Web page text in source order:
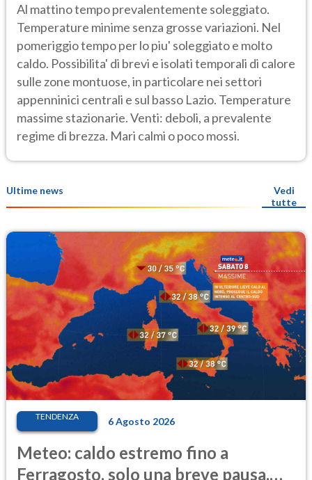
Al mattino tempo prevalentemente soleggiato.
Temperature minime senza grosse variazioni. Nel
pomeriggio tempo per lo piu' soleggiato e molto
caldo. Possibilita' di brevi e isolati temporali di calore
sulle zone montuose, in particolare nei settori
appenninici centrali e sul basso Lazio. Temperature
massime stazionarie. Venti: deboli, a prevalente
regime di brezza. Mari calmi o poco mossi.
Ultime news
Vedi
tutte
TENDENZA 6 Agosto 2026
Meteo: caldo estremo fino a
Ferragosto, solo una breve pausa.